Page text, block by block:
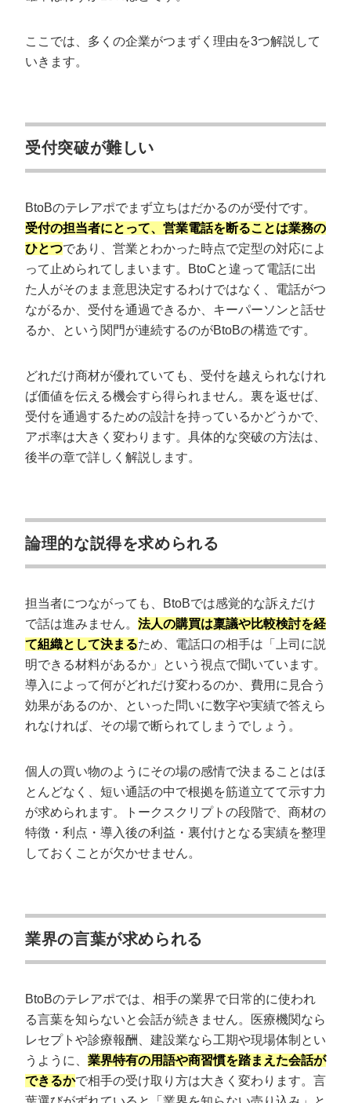
③専門用語を使う
【新規営業】BtoB営業のテレアポで効果的
なトークスクリプト例文4選
①はじめの挨拶
③担当者とのメイントーク
④クロージング
BtoBのテレアポ営業で断られたときの切り
返しトーク
断り文句を「不信・不要・不適・不急」に仕分ける
「今は忙しい」「担当者は不在」と言われたとき
「メールで送ってください」と言われたとき
「他社で足りている」と言われたとき
BtoBのテレアポ営業のPDCA分析の方法
Q＆Aトークを社内資産にする
項
①無理に深追いしない
②競合の印象を下げる表現は避ける
③簡潔に要件を伝える
④効果が出ない場合は他のチャネルを用いる
例
新卒の採用パッケージ設計・支援の営業代行事例
不動産・社宅代行の営業代行事例
BtoB営業のテレアポでよくある質問
BtoBの営業のテレアポが上手い人の特徴は？
BtoB営業のテレアポで担当者がわからないときはどう
BtoBテレアポのアポ率はどのくらいが目安ですか？
テレアポはもう時代遅れではないのですか？
断られ続けて気持ちが折れるときはどうすればいいで
すか？
ここでは、多くの企業がつまずく理由を3つ解説して
いきます。
受付突破が難しい
BtoBのテレアポでまず立ちはだかるのが受付です。
受付の担当者にとって、営業電話を断ることは業務の
ひとつであり、営業とわかった時点で定型の対応によ
って止められてしまいます。BtoCと違って電話に出
た人がそのまま意思決定するわけではなく、電話がつ
ながるか、受付を通過できるか、キーパーソンと話せ
るか、という関門が連続するのがBtoBの構造です。
どれだけ商材が優れていても、受付を越えられなけれ
ば価値を伝える機会すら得られません。裏を返せば、
受付を通過するための設計を持っているかどうかで、
アポ率は大きく変わります。具体的な突破の方法は、
後半の章で詳しく解説します。
論理的な説得を求められる
担当者につながっても、BtoBでは感覚的な訴えだけ
で話は進みません。 法人の購買は稟議や比較検討を経
て組織として決まるため、電話口の相手は「上司に説
明できる材料があるか」という視点で聞いています。
導入によって何がどれだけ変わるのか、費用に見合う
効果があるのか、といった問いに数字や実績で答えら
れなければ、その場で断られてしまうでしょう。
個人の買い物のようにその場の感情で決まることはほ
とんどなく、短い通話の中で根拠を筋道立てて示す力
が求められます。トークスクリプトの段階で、商材の
特徴・利点・導入後の利益・裏付けとなる実績を整理
しておくことが欠かせません。
業界の言葉が求められる
BtoBのテレアポでは、相手の業界で日常的に使われ
る言葉を知らないと会話が続きません。医療機関なら
レセプトや診療報酬、建設業なら工期や現場体制とい
うように、 業界特有の用語や商習慣を踏まえた会話が
できるかで相手の受け取り方は大きく変わります。言